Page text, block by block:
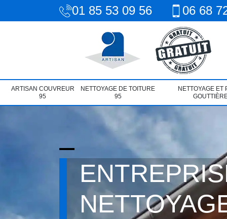
01 85 53 09 56 06 68
ARTISAN COUVREUR
95
NETTOYAGE DE TOITURE
95
NETTOYAGE ET